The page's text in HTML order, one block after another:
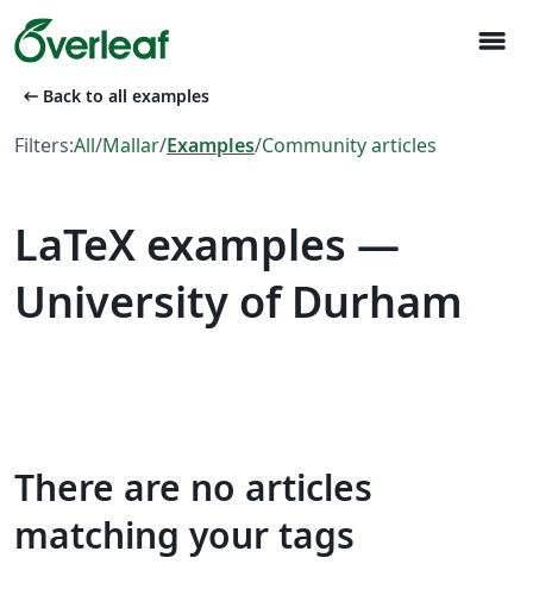
menu
arrow_left_alt Back to all examples
Filters:All/Mallar/Examples/Community articles
LaTeX examples —
University of Durham
There are no articles
matching your tags